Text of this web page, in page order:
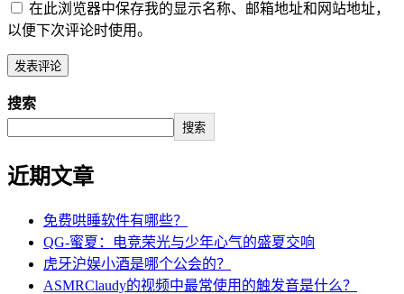
在此浏览器中保存我的显示名称、邮箱地址和网站地址，
以便下次评论时使用。
搜索
搜索
近期文章
免费哄睡软件有哪些？
QG-蜜夏：电竞荣光与少年心气的盛夏交响
虎牙沪娱小酒是哪个公会的？
ASMRClaudy的视频中最常使用的触发音是什么？